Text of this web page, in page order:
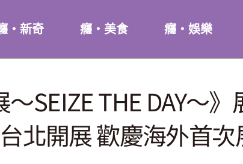
・新奇 癮・美食 癮・娛樂
～SEIZE THE DAY～
北開展 歡慶海外首次